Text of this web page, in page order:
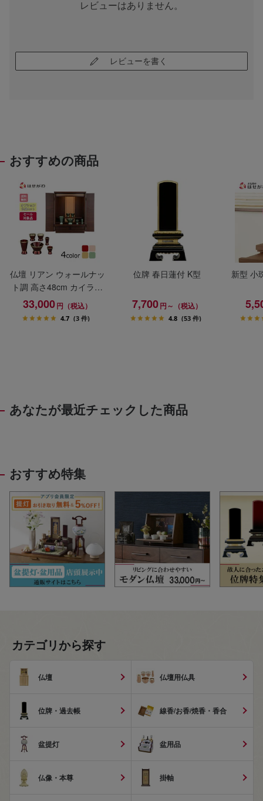
レビューはありません。
レビューを書く
おすすめの商品
仏壇 リアン ウォールナッ
ト調 高さ48cm カイラ具
足セット
33,000円（税込）
4.7 (3 件)
位牌 春日蓮付 K型
7,700円～（税込）
4.8 (53 件)
新型 小
あなたが最近チェックした商品
おすすめ特集
カテゴリから探す
仏壇 仏壇用仏具
位牌・過去帳 線香/お香/焼香・香合
盆提灯 盆用品
仏像・本尊 掛軸